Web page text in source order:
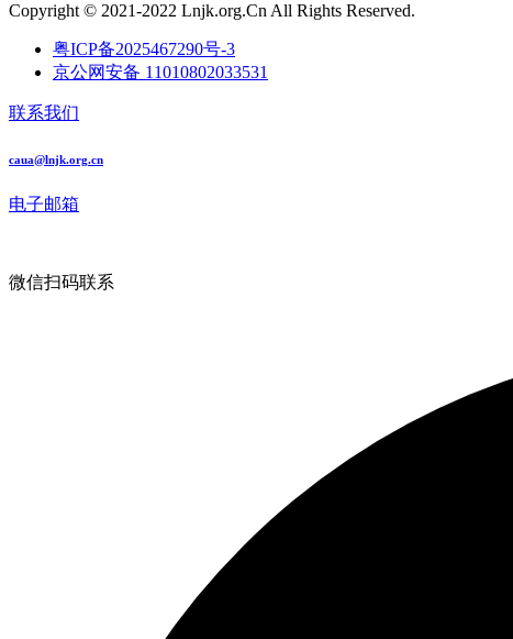
Copyright © 2021-2022 Lnjk.org.Cn All Rights Reserved.
粤ICP备2025467290号-3
京公网安备 11010802033531
联系我们
caua@lnjk.org.cn
电子邮箱
微信扫码联系